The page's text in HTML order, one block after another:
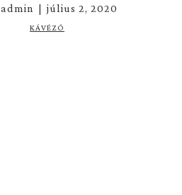
admin | július 2, 2020
KÁVÉZÓ